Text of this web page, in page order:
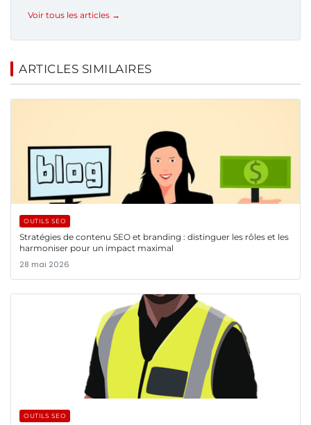
Voir tous les articles →
ARTICLES SIMILAIRES
OUTILS SEO
Stratégies de contenu SEO et branding : distinguer les rôles et les
harmoniser pour un impact maximal
28 mai 2026
OUTILS SEO